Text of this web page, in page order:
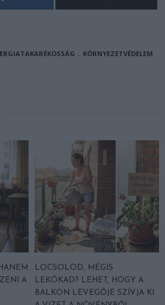
KÖRNYEZETVÉDELEM
A
LOCSOLOD, MÉGIS
LEKÓKAD? LEHET, HOGY A
BALKON LEVEGŐJE SZÍVJA KI